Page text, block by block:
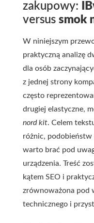
zakupowy:
versus smok
W niniejszym
praktyczną analizę
dla osób
z jednej strony
często
drugiej elastyczne,
nord kit. Celem
różnic, podobieństw
warto brać pod
urządzenia. Treść
kątem SEO i
zrównoważona pod
technicznego i